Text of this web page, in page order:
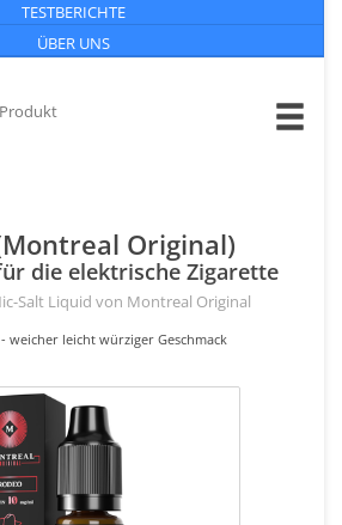
TESTBERICHTE
ÜBER UNS
Original)
die elektrische Zigarette
Salt Liquid von Montreal Original
weicher leicht würziger Geschmack